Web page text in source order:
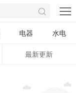
电器 水电
最新更新